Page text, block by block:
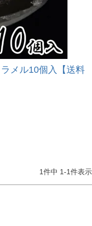
メル10個入【送料
1件中 1-1件表示